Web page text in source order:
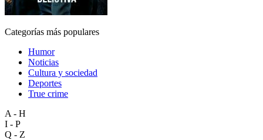
Categorías más populares
Humor
Noticias
Cultura y sociedad
Deportes
True crime
A - H
I - P
Q - Z